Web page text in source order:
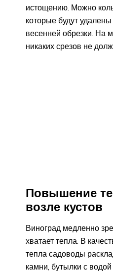
истощению. Можно
которые будут
весенней обрезки. На
никаких срезов не
Повышение
возле кустов
Виноград медленно
хватает тепла. В
тепла садоводы
камни, бутылки с